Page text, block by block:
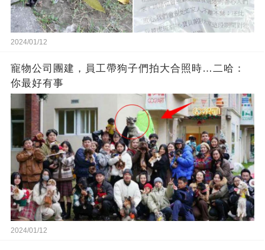
2024/01/12
寵物公司團建，員工帶狗子們拍大合照時…二哈：
你最好有事
2024/01/12